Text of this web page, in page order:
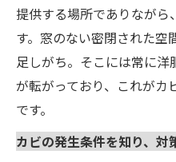
提供する場所でありながら
す。窓のない密閉された空
足しがち。そこには常に
が転がっており、これがカ
です。
カビの発生条件を知り、対